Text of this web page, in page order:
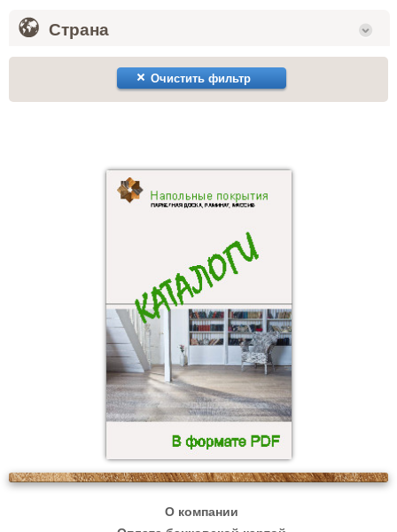
Страна
Очистить фильтр
О компании